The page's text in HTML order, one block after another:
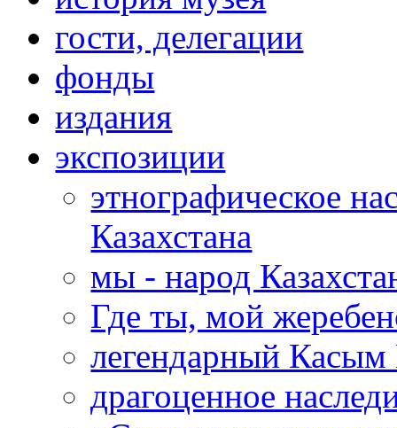
гости, делегации
фонды
издания
экспозиции
этнографическое
Казахстана
мы - народ
Где ты, мой
легендарный Касым
драгоценное